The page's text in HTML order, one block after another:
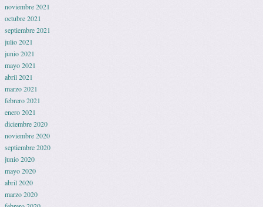
noviembre 2021
octubre 2021
septiembre 2021
julio 2021
junio 2021
mayo 2021
abril 2021
marzo 2021
febrero 2021
enero 2021
diciembre 2020
noviembre 2020
septiembre 2020
junio 2020
mayo 2020
abril 2020
marzo 2020